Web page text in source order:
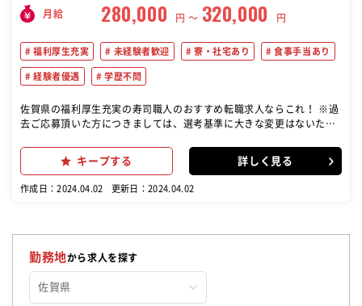
月給 280,000 円 〜 320,000 円
福利厚生充実 未経験者歓迎 寮・社宅あり 食事手当あり
経験者優遇 学歴不問
佐賀県の福利厚生充実の寿司職人のおすすめ転職求人ならこれ！ ※過
去ご応募頂いた方につきましては、選考基準に大きな変更はないた
つに応募し、応募後のメッセージにて、他希望エリアについてもお伝
えください。 希望やスキル、適正を考慮して、 できることからスター
う？その問いをもとに、各店舗（チーム）が自分たちでお店のカラー
決めたルールによってお客様が喜んでくれたり、自分のサービス力や
化をダイレクトに実感できる職場環境も魅力です。 ”炙り寿司”がコン
キープする 詳しく見る
作成日：2024.04.02 更新日：2024.04.02
勤務地から求人を探す